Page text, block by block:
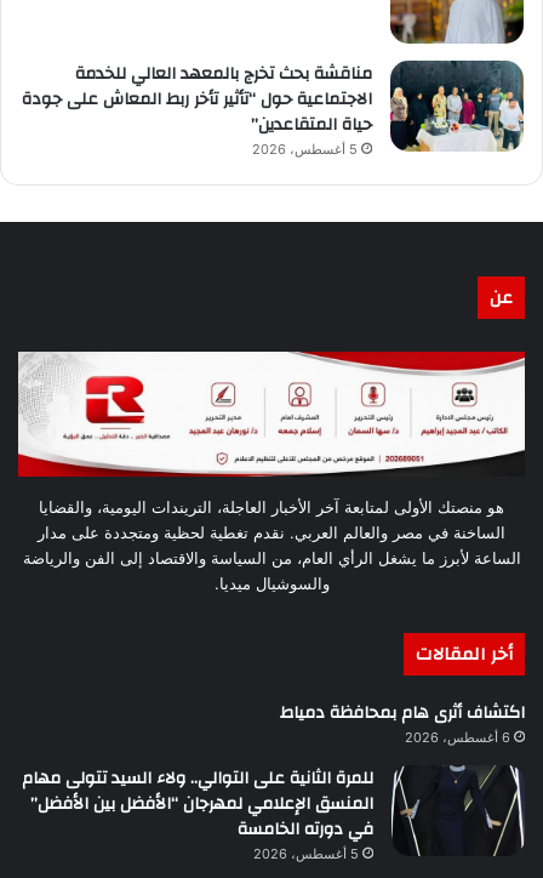
مناقشة بحث تخرج بالمعهد العالي للخدمة
الاجتماعية حول “تأثير تأخر ربط المعاش على جودة
حياة المتقاعدين”
5 أغسطس، 2026
عن
هو منصتك الأولى لمتابعة آخر الأخبار العاجلة، التريندات اليومية، والقضايا
الساخنة في مصر والعالم العربي. نقدم تغطية لحظية ومتجددة على مدار
الساعة لأبرز ما يشغل الرأي العام، من السياسة والاقتصاد إلى الفن والرياضة
والسوشيال ميديا.
أخر المقالات
اكتشاف أثرى هام بمحافظة دمياط
6 أغسطس، 2026
للمرة الثانية على التوالي.. ولاء السيد تتولى مهام
المنسق الإعلامي لمهرجان “الأفضل بين الأفضل”
في دورته الخامسة
5 أغسطس، 2026